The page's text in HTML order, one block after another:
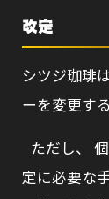
改定
シツジ珈琲
ーを変更す
ただし、
定に必要な